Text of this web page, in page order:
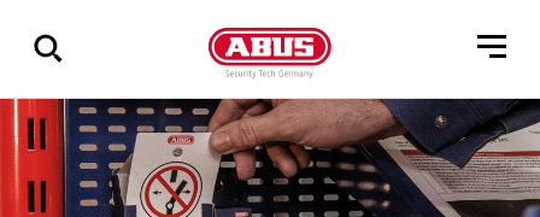
Zeige
alle
Ergebnisse